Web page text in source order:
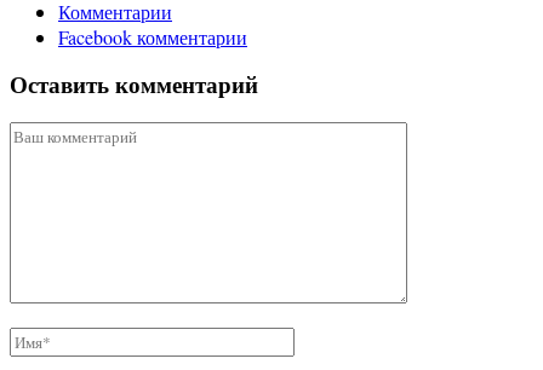
Комментарии
Facebook комментарии
Оставить комментарий